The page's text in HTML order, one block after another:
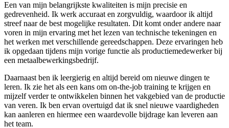
Een van mijn belangrijkste kwaliteiten is mijn precisie en
gedrevenheid. Ik werk accuraat en zorgvuldig, waardoor ik altijd
streef naar de best mogelijke resultaten. Dit komt onder andere naar
voren in mijn ervaring met het lezen van technische tekeningen en
het werken met verschillende gereedschappen. Deze ervaringen heb
ik opgedaan tijdens mijn vorige functie als productiemedewerker bij
een metaalbewerkingsbedrijf.
Daarnaast ben ik leergierig en altijd bereid om nieuwe dingen te
leren. Ik zie het als een kans om on-the-job training te krijgen en
mijzelf verder te ontwikkelen binnen het vakgebied van de productie
van veren. Ik ben ervan overtuigd dat ik snel nieuwe vaardigheden
kan aanleren en hiermee een waardevolle bijdrage kan leveren aan
het team.